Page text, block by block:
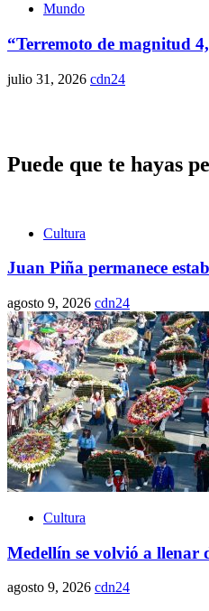
Mundo
“Terremoto de magnitud
julio 31, 2026 cdn24
Puede que te hayas
Cultura
Juan Piña permanece
agosto 9, 2026 cdn24
Cultura
Medellín se volvió a llenar
agosto 9, 2026 cdn24